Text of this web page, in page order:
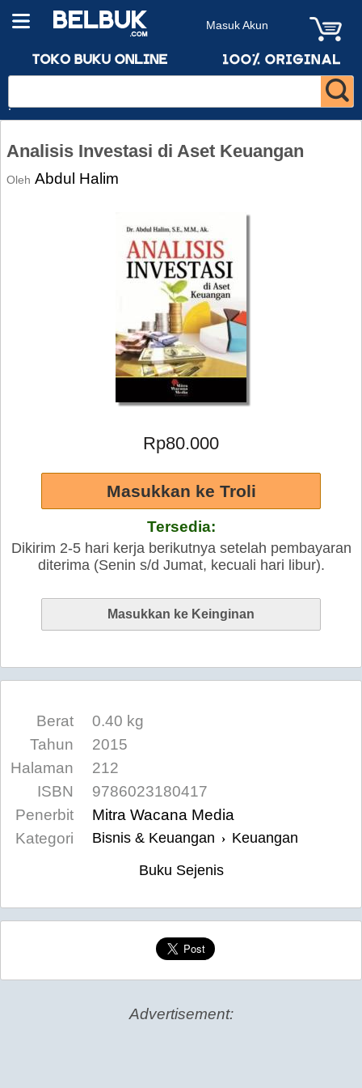
Masuk Akun
Analisis Investasi di Aset Keuangan
Oleh Abdul Halim
Rp80.000
Tersedia:
Dikirim 2-5 hari kerja berikutnya setelah pembayaran
diterima (Senin s/d Jumat, kecuali hari libur).
Berat
0.40 kg
Tahun
2015
Halaman
212
ISBN
9786023180417
Penerbit
Mitra Wacana Media
Kategori
Bisnis & Keuangan › Keuangan
Buku Sejenis
Advertisement: